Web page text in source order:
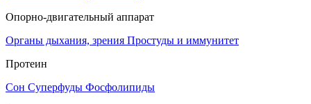
Опорно-двигательный аппарат
Органы дыхания, зрения Простуды и иммунитет
Протеин
Сон Суперфуды Фосфолипиды